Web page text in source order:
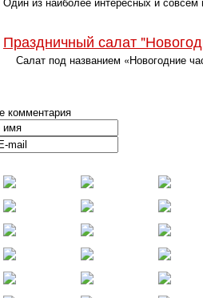
Праздничный салат
Салат под названием «Новогодние
комментария